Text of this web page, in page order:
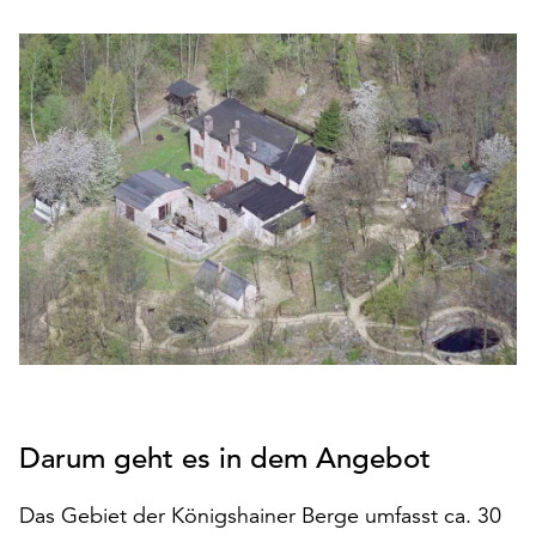
Betrieb
der
Seite
notwendig
sind
(funktionale
Cookies),
sowie
solche,
die
lediglich
zu
werden.
Klicken
Darum geht es in dem Angebot
Das Gebiet der Königshainer Berge umfasst ca. 30